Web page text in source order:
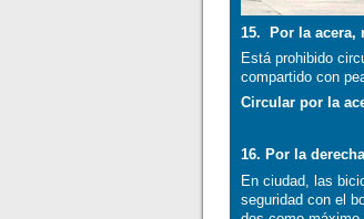
15. Por la acera,
Está prohibido
compartido con
Circular por la
16. Por la
En ciudad, las
seguridad con el